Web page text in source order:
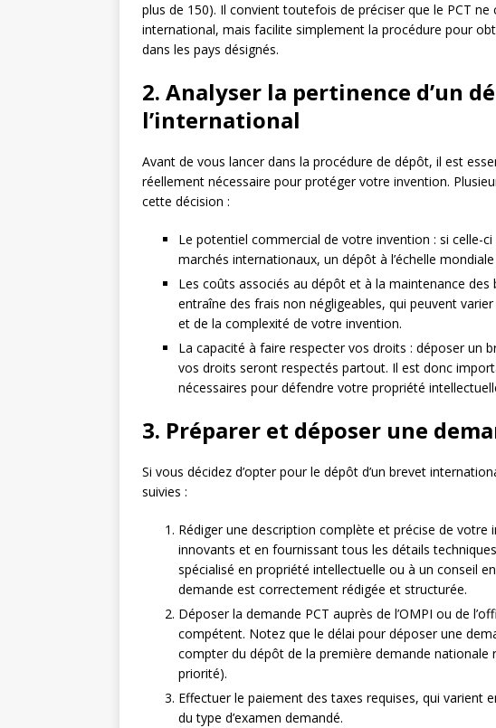
plus de 150). Il convient toutefois de préciser que le PCT ne
international, mais facilite simplement la procédure pour
dans les pays désignés.
2. Analyser la pertinence d’un
l’international
Avant de vous lancer dans la procédure de dépôt, il est
réellement nécessaire pour protéger votre invention.
cette décision :
Le potentiel commercial de votre invention : si celle-
marchés internationaux, un dépôt à l’échelle
Les coûts associés au dépôt et à la maintenance des
entraîne des frais non négligeables, qui peuvent
et de la complexité de votre invention.
La capacité à faire respecter vos droits : déposer un
vos droits seront respectés partout. Il est donc
nécessaires pour défendre votre propriété
3. Préparer et déposer une
Si vous décidez d’opter pour le dépôt d’un brevet
suivies :
Rédiger une description complète et précise de votre
innovants et en fournissant tous les détails
spécialisé en propriété intellectuelle ou à un conseil
demande est correctement rédigée et structurée.
Déposer la demande PCT auprès de l’OMPI ou de
compétent. Notez que le délai pour déposer une
compter du dépôt de la première demande nationale
priorité).
Effectuer le paiement des taxes requises, qui varient
du type d’examen demandé.